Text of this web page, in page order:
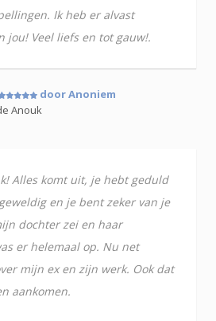
Ik heb er alvast
jou! Veel liefs en tot gauw!.
door Anoniem
Anouk
Alles komt uit, je hebt geduld
en je bent zeker van je
dochter zei en haar
er helemaal op. Nu net
mijn ex en zijn werk. Ook dat
aankomen.